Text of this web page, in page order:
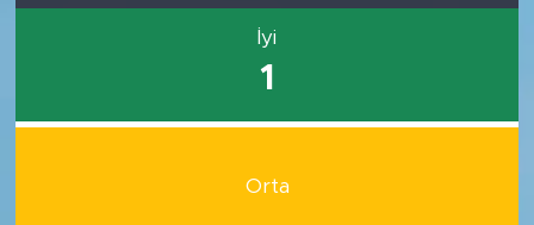
İyi
1
Orta